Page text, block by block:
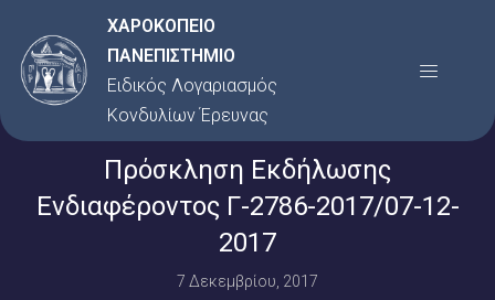
στο
περιεχόμενο
ΧΑΡΟΚΟΠΕΙΟ
ΠΑΝΕΠΙΣΤΗΜΙΟ
Ειδικός Λογαριασμός
Κονδυλίων Έρευνας
Menu
Πρόσκληση Εκδήλωσης
Ενδιαφέροντος Γ-2786-2017/07-12-
2017
7 Δεκεμβρίου, 2017